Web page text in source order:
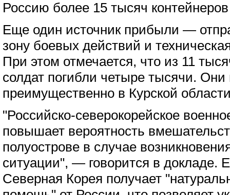
Россию более 15 тысяч
Еще один источник прибыли —
зону боевых действий и
При этом отмечается, что из 11
солдат погибли четыре тысячи. Они
преимущественно в Курской
"Российско-северокорейское
повышает вероятность
полуострове в случае
ситуации", — говорится в докладе.
Северная Корея получает